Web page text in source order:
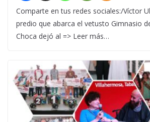
Comparte en tus redes sociales:/Víctor
predio que abarca el vetusto Gimnasio
Choca dejó al => Leer más…